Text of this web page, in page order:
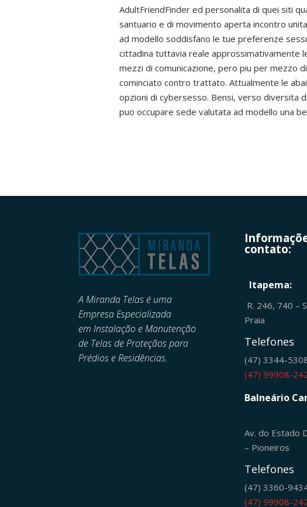
AdultFriendFinder ed personalita di quei siti
santuario e di movimento aperta incontro
ad modello soddisfano le tue preferenze
cittadina tuttavia reale approssimativamente
mezzi di comunicazione, pero piu per mezzo
cominciato contro trattato. Attualmente le
opzioni di cybersesso. Bensi, verso diversita
puo occupare sede valutata ad modello una
A Miranda Telas é uma
Empresa Especializada
emInstalação e Manutenção
de Telas de Proteçãos para
Prédios e Residências.
contato:
Itapema:
R. 246, 740 –
Praia
Telefones
(47) 3344-
(47) 99908-
Balneário
Av. do Estado
– Pioneiros
Telefones
(47) 3360-
(47) 99908-